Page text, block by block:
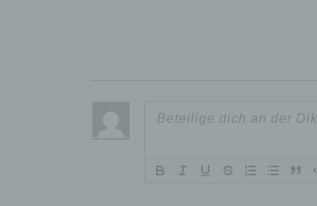
Zuverlässigkeit, Verhalten,
natürlichen Person zu analysieren